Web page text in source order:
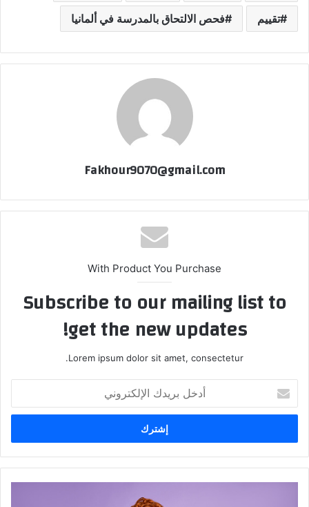
تقييم فحص الالتحاق بالمدرسة في ألمانيا
Fakhour9070@gmail.com
With Product You Purchase
Subscribe to our mailing list to
get the new updates!
Lorem ipsum dolor sit amet, consectetur.
بريدك
الإلكتروني